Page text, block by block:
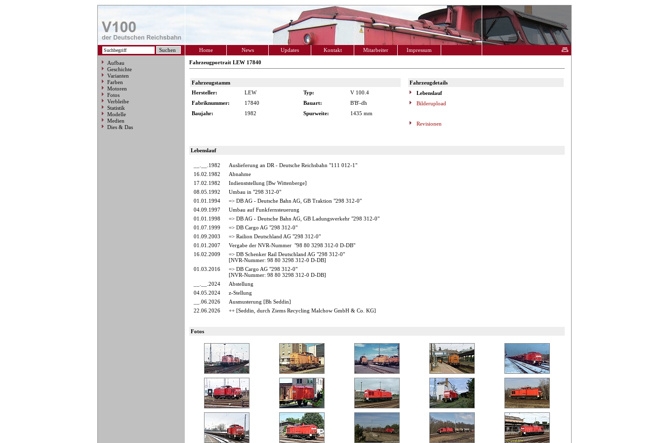
Home News Updates Kontakt Mitarbeiter Impressum
Aufbau
Geschichte
Varianten
Farben
Motoren
Fotos
Verbleibe
Statistik
Modelle
Medien
Dies & Das
Fahrzeugportrait LEW 17840
Fahrzeugstamm
Fahrzeugdetails
Hersteller:
LEW Typ: V 100.4
Lebenslauf
Fabriknummer:
17840 Bauart: B'B'-dh
Bilderupload
Baujahr:
1982 Spurweite:
1435 mm
Revisionen
Lebenslauf
__.__.1982
Auslieferung an DR - Deutsche Reichsbahn "111 012-1"
16.02.1982
Abnahme
17.02.1982
Indienststellung [Bw Wittenberge]
08.05.1992
Umbau in "298 312-0"
01.01.1994
=> DB AG - Deutsche Bahn AG, GB Traktion "298 312-0"
04.09.1997
Umbau auf Funkfernsteuerung
01.01.1998
=> DB AG - Deutsche Bahn AG, GB Ladungsverkehr "298 312-0"
01.07.1999
=> DB Cargo AG "298 312-0"
01.09.2003
=> Railion Deutschland AG "298 312-0"
01.01.2007
Vergabe der NVR-Nummer "98 80 3298 312-0 D-DB"
16.02.2009
=> DB Schenker Rail Deutschland AG "298 312-0"
[NVR-Nummer: 98 80 3298 312-0 D-DB]
01.03.2016
=> DB Cargo AG "298 312-0"
[NVR-Nummer: 98 80 3298 312-0 D-DB]
__.__.2024
Abstellung
04.05.2024
z-Stellung
__.06.2026
Ausmusterung [Bh Seddin]
22.06.2026
++ [Seddin, durch Ziems Recycling Malchow GmbH & Co. KG]
Fotos